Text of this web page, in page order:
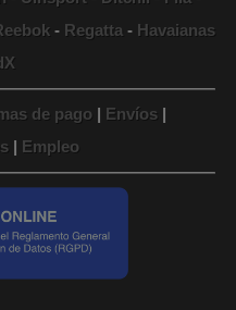
- Regatta- Havaianas
de pago Envíos
Empleo